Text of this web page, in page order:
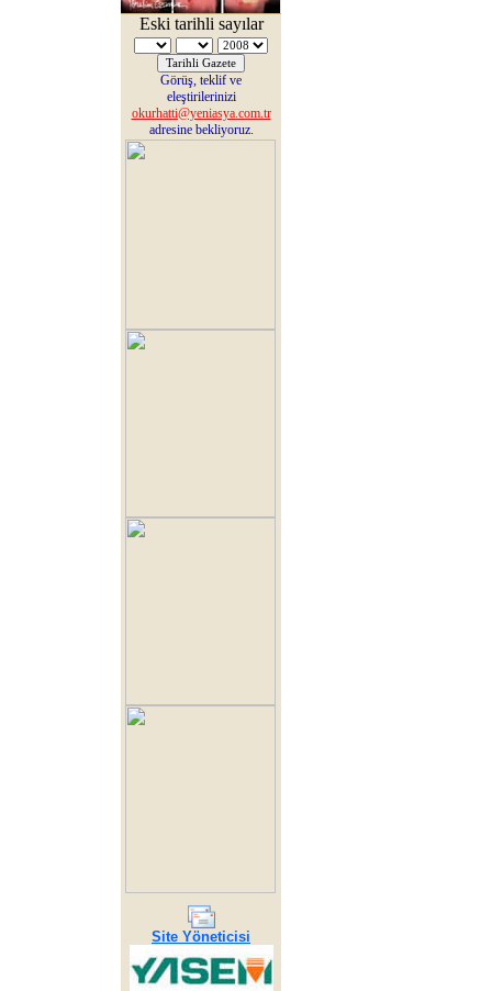
Eski tarihli sayılar
Görüş, teklif ve
eleştirilerinizi
okurhatti@yeniasya.com.tr
adresine bekliyoruz.
Site Yöneticisi